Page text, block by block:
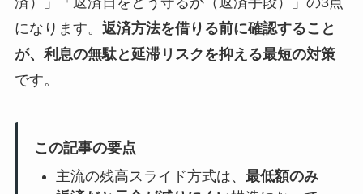
になります。 返済方法を借りる前に確認すること
が、利息の無駄と延滞リスクを抑える最短の対策
です。
この記事の要点
主流の残高スライド方式は、 最低額のみ